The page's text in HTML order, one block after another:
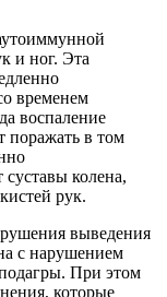
и ног. Эта
временем
воспаление
поражать в том
суставы колена,
рук.
выведения
с нарушением
При этом
которые